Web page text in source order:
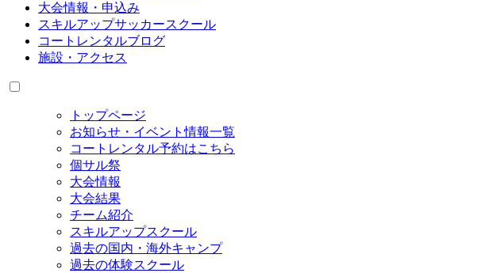
大会情報・申込み
スキルアップサッカースクール
コートレンタルブログ
施設・アクセス
トップページ
お知らせ・イベント情報一覧
コートレンタル予約はこちら
個サル祭
大会情報
大会結果
チーム紹介
スキルアップスクール
過去の国内・海外キャンプ
過去の体験スクール